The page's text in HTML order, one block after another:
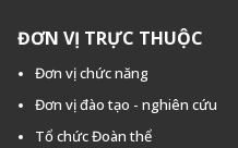
ĐƠN VỊ TRỰC THUỘC
Đơn vị chức năng
Đơn vị đào tạo - nghiên cứu
Tổ chức Đoàn thể